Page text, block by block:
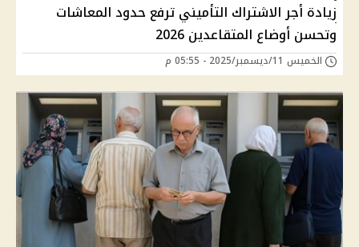
زيادة أجر الاشتراك التأميني ترفع حدود المعاشات
وتحسن أوضاع المتقاعدين 2026
الخميس 11/ديسمبر/2025 - 05:55 م